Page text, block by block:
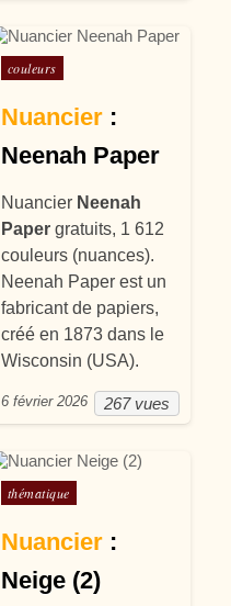
Posté dans
couleurs
Nuancier:
Neenah Paper
Nuancier Neenah
Papergratuits, 1 612
couleurs (nuances).
Neenah Paper est un
fabricant de papiers,
créé en 1873 dans le
Wisconsin (USA).
267 vues
6 février 2026
Posté dans
thématique
Nuancier:
Neige (2)